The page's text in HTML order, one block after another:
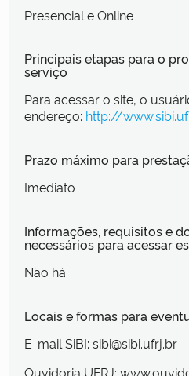
Presencial e Online
Principais etapas para o
serviço
Para acessar o site, o
endereço: http://
Prazo máximo para
Imediato
Informações, requisitos e
necessários para acessar
Não há
Locais e formas para
E-mail SiBI: sibi@sibi.ufrj.br
Ouvidoria UFRJ: